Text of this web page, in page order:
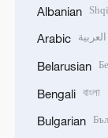
Albanian
Arabic العربية
Belarusian
Bengali বাংলা
Bulgarian